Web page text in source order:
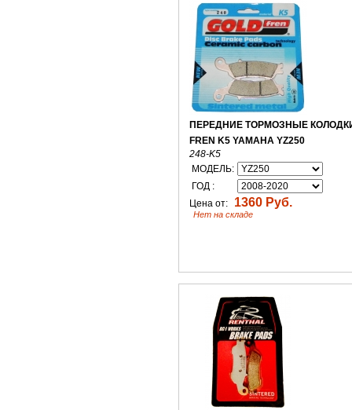
ПЕРЕДНИЕ ТОРМОЗНЫЕ КОЛОДКИ
FREN K5 YAMAHA YZ250
248-K5
МОДЕЛЬ:
ГОД :
Цена от:
1360 Руб.
Нет на складе